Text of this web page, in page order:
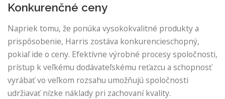
Konkurenčné ceny
Napriek tomu, že ponúka vysokokvalitné produkty a
prispôsobenie, Harris zostáva konkurencieschopný,
pokiaľ ide o ceny. Efektívne výrobné procesy spoločnosti,
prístup k veľkému dodávateľskému reťazcu a schopnosť
vyrábať vo veľkom rozsahu umožňujú spoločnosti
udržiavať nízke náklady pri zachovaní kvality.